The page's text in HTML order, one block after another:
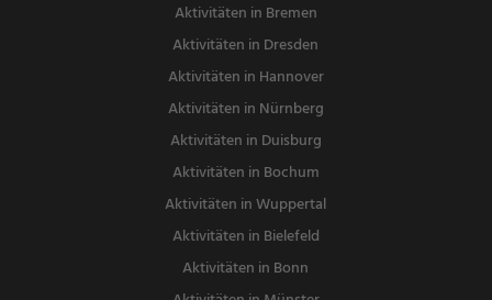
Aktivitäten in Bremen
Aktivitäten in Dresden
Aktivitäten in Hannover
Aktivitäten in Nürnberg
Aktivitäten in Duisburg
Aktivitäten in Bochum
Aktivitäten in Wuppertal
Aktivitäten in Bielefeld
Aktivitäten in Bonn